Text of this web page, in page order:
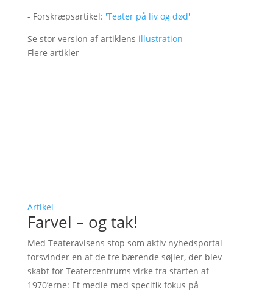
- Forskræpsartikel: 'Teater på liv og død'
Se stor version af artiklens illustration
Flere artikler
Artikel
Farvel – og tak!
Med Teateravisens stop som aktiv nyhedsportal
forsvinder en af de tre bærende søjler, der blev
skabt for Teatercentrums virke fra starten af
1970’erne: Et medie med specifik fokus på